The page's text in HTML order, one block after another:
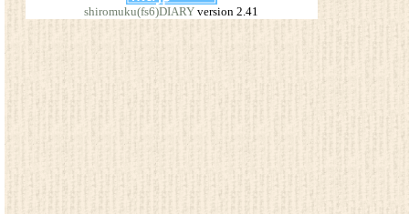
shiromuku(fs6)DIARY version 2.41